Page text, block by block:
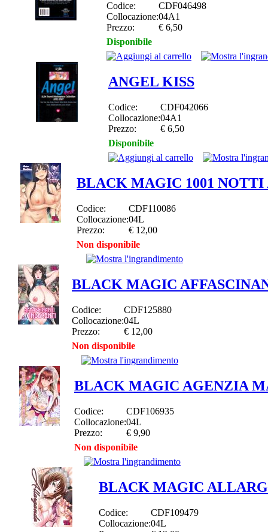
Codice:
CDF046498
Collocazione:04A1
Prezzo:
€ 6,50
Disponibile
ANGEL KISS
Codice:
CDF042066
Collocazione:04A1
Prezzo:
€ 6,50
Disponibile
BLACK MAGIC 1001
Codice:
CDF110086
Collocazione:04L
Prezzo:
€ 12,00
Non disponibile
BLACK MAGIC
Codice:
CDF125880
Collocazione:04L
Prezzo:
€ 12,00
Non disponibile
BLACK MAGIC AGENZIA
Codice:
CDF106935
Collocazione:04L
Prezzo:
€ 9,90
Non disponibile
BLACK MAGIC
Codice:
CDF109479
Collocazione:04L